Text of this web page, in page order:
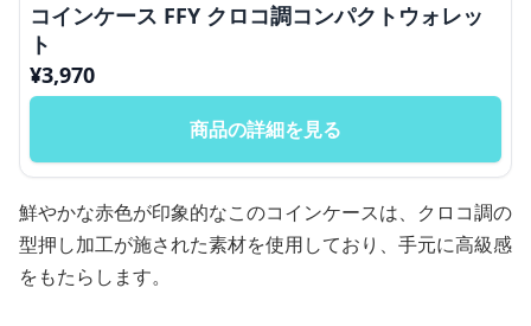
コインケース FFY クロコ調コンパクトウォレッ
ト
¥3,970
商品の詳細を見る
鮮やかな赤色が印象的なこのコインケースは、クロコ調の
型押し加工が施された素材を使用しており、手元に高級感
をもたらします。